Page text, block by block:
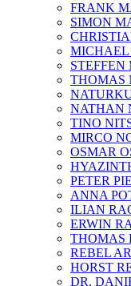
FRANK
SIMON
MICHAEL
STEFFEN
THOMAS
NATHAN
TINO
MIRCO
OSMAR
PETER
ANNA
ILIAN
ERWIN
THOMAS
REBEL
HORST
DR.